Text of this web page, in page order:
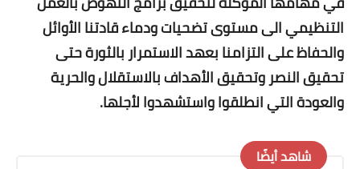
التنظيمي الى مستوى تضحيات ودماء قادتنا الأوائل
والحفاظ على التزامنا بعهد الاستمرار بالثورة حتى
تحقيق النصر وتحقيق الأهداف بالاستقلال والحرية
والعودة التي انطلقوا واستشهدوا لأجلها.
شاهد أيضًا